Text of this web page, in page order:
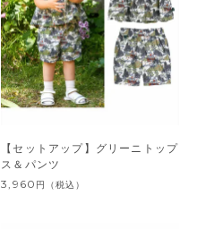
【セットアップ】グリーニトップ
ス＆パンツ
3,960 円 （税込）